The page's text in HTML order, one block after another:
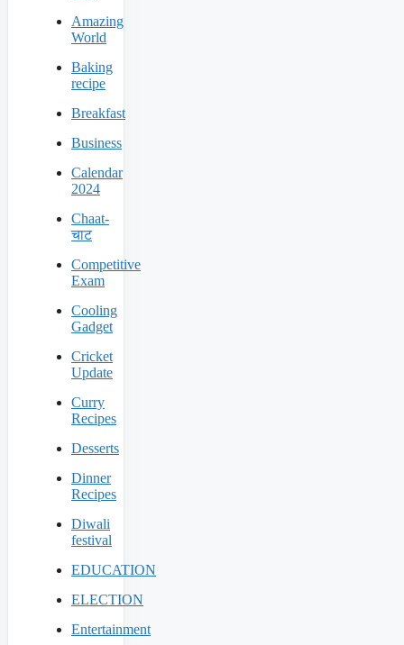
Amazing
World
Baking
recipe
Breakfast
Business
Calendar
2024
Chaat-
चाट
Competitive
Exam
Cooling
Gadget
Cricket
Update
Curry
Recipes
Desserts
Dinner
Recipes
Diwali
festival
EDUCATION
ELECTION
Entertainment